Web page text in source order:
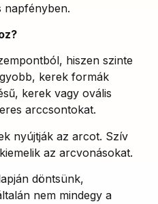
napfényben.
hiszen szinte
kerek formák
kerek vagy ovális
arccsontokat.
nyújtják az arcot. Szív
az arcvonásokat.
döntsünk,
nem mindegy a